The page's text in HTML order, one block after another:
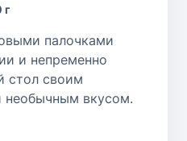
г
палочками
и непременно
стол своим
вкусом.